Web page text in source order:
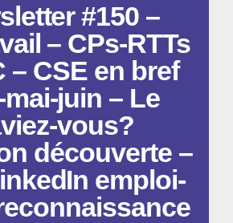
#150 –
– CPs-RTTs
– CSE en bref
juin – Le
vous?
découverte –
emploi-